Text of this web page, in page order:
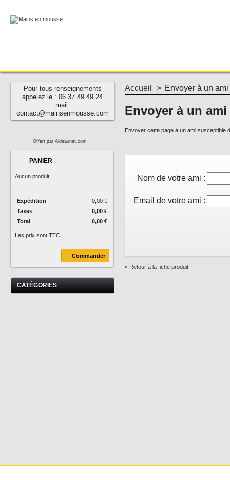
Accueil > Envoyer à un ami
Envoyer à un ami
Envoyer cette page à un ami susceptible
Nom de votre ami :
Email de votre ami :
« Retour à la fiche produit
Pour tous renseignements
appelez le : 06 37 49 49 24
mail:
contact@mainsenmousse.com
Offert par Aideaunet.com
PANIER
Aucun produit
Expédition
0,00 €
Taxes
0,00 €
Total
0,00 €
Les prix sont TTC
Commander
CATÉGORIES